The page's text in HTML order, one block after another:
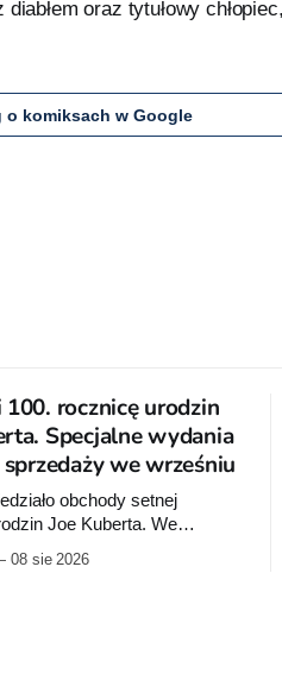
oraz tytułowy
o komiksach w Google
100. rocznicę urodzin
Specjalne wydania
we wrześniu
obchody setnej
Joe Kuberta. We
twórcy „Sgt.
08 sie 2026